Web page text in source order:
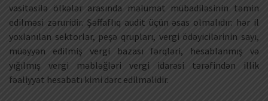
vasitəsilə ölkələr arasında məlumat mübadiləsinin təmin
edilməsi zəruridir. Şəffaflıq audit üçün əsas olmalıdır: hər il
yoxlanılan sektorlar, peşə qrupları, vergi ödəyicilərinin sayı,
müəyyən edilmiş vergi bazası fərqləri, hesablanmış və
yığılmış vergi məbləğləri vergi idarəsi tərəfindən illik
fəaliyyət hesabatı kimi dərc edilməlidir.